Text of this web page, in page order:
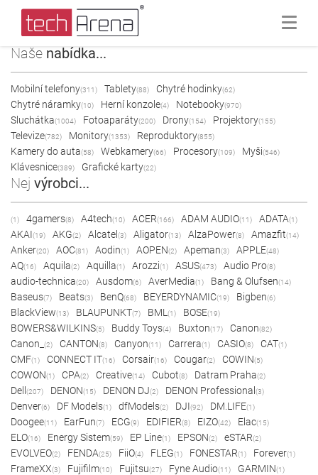
Naše nabídka...
Mobilní telefony(311) Tablety(88) Chytré hodinky(62)
Chytré náramky(10) Herní konzole(4) Notebooky(970)
Sluchátka(1004) Fotoaparáty(200) Drony(154) Projektory(155)
Televize(782) Monitory(1353) Reproduktory(855)
Kamery do auta(58) Webkamery(66) Procesory(109) Myši(546)
Klávesnice(389) Grafické karty(22)
Nej výrobci...
(1) 4gamers(8) A4tech(10) ACER(166) ADAM AUDIO(11) ADATA(1)
AKAI(19) AKG(2) Alcatel (3) Aligator(13) AlzaPower(8) Amazfit(14)
Anker(20) AOC(81) Aodin(1) AOPEN(2) Apeman(3) APPLE(48)
AQ(16) Aquila(2) Aquilla(1) Arozzi(1) ASUS(473) Audio Pro(8)
audio-technica(20) Ausdom(6) AverMedia(1) Bang & Olufsen(14)
Baseus(7) Beats(3) BenQ(68) BEYERDYNAMIC(19) Bigben(6)
BlackView(13) BLAUPUNKT(7) BML (1) BOSE(19)
BOWERS&WILKINS(5) Buddy Toys(4) Buxton(17) Canon(82)
Canon_ (2) CANTON(8) Canyon(11) Carrera(1) CASIO(8) CAT(1)
CMF(1) CONNECT IT(16) Corsair(16) Cougar(2) COWIN(5)
COWON(1) CPA(2) Creative(14) Cubot(8) Datram Praha(2)
Dell (207) DENON(15) DENON DJ(2) DENON Professional (3)
Denver(6) DF Models(1) dfModels(2) DJI(92) DM.LIFE(1)
Doogee(11) EarFun(7) ECG(9) EDIFIER(8) EIZO(42) Elac(15)
ELO(16) Energy Sistem(59) EP Line(1) EPSON(2) eSTAR(2)
EVOLVEO(2) FENDA(25) FiiO(4) FLEG(1) FONESTAR(1) Forever(1)
FrameXX(3) Fujifilm(10) Fujitsu(27) Fyne Audio(11) GARMIN(1)